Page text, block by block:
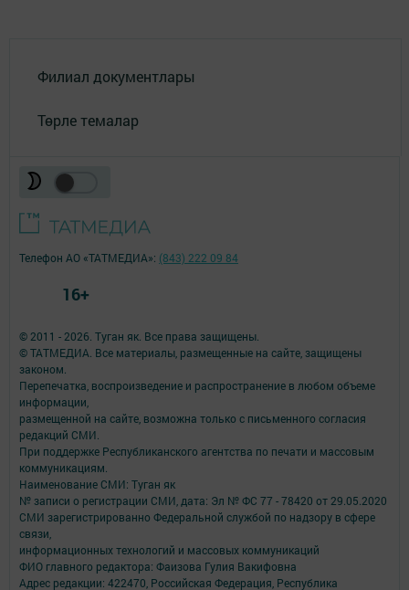
Филиал документлары
Төрле темалар
© 2011 - 2026. Туган як. Все права защищены.
© ТАТМЕДИА. Все материалы, размещенные на сайте, защищены
законом.
Перепечатка, воспроизведение и распространение в любом объеме
информации,
размещенной на сайте, возможна только с письменного согласия
редакций СМИ.
При поддержке Республиканского агентства по печати и массовым
коммуникациям.
Наименование СМИ: Туган як
№ записи о регистрации СМИ, дата: Эл № ФС 77 - 78420 от 29.05.2020
СМИ зарегистрированно Федеральной службой по надзору в сфере
связи,
информационных технологий и массовых коммуникаций
ФИО главного редактора: Фаизова Гулия Вакифовна
Адрес редакции: 422470, Российская Федерация, Республика
Телефон АО «ТАТМЕДИА»: (843) 222 09 84
16+